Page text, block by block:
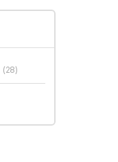
(28)